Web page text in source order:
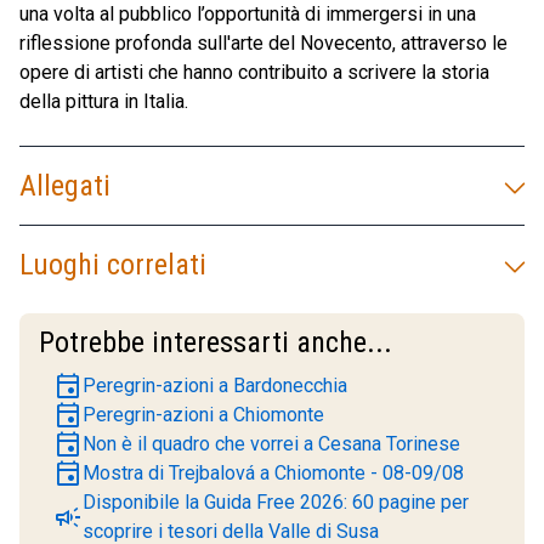
una volta al pubblico l’opportunità di immergersi in una
riflessione profonda sull'arte del Novecento, attraverso le
opere di artisti che hanno contribuito a scrivere la storia
della pittura in Italia.
Allegati
Luoghi correlati
Potrebbe interessarti anche...
event Peregrin-azioni a Bardonecchia
event Peregrin-azioni a Chiomonte
event Non è il quadro che vorrei a Cesana Torinese
event Mostra di Trejbalová a Chiomonte - 08-09/08
campaignDisponibile la Guida Free 2026: 60 pagine per
scoprire i tesori della Valle di Susa